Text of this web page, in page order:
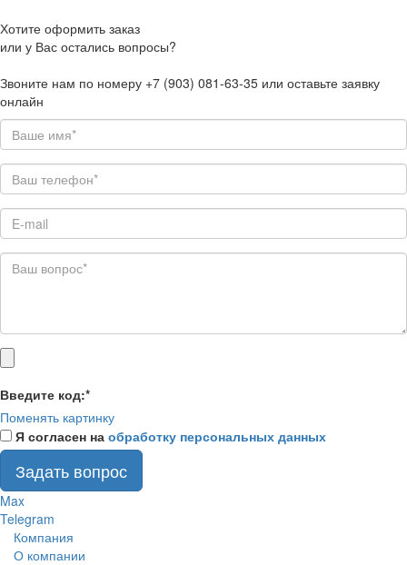
Хотите оформить заказ
или у Вас остались вопросы?
Звоните нам по номеру +7 (903) 081-63-35 или оставьте заявку
онлайн
Введите код:*
Поменять картинку
Я согласен на обработку персональных данных
Задать вопрос
Max
Telegram
Компания
О компании